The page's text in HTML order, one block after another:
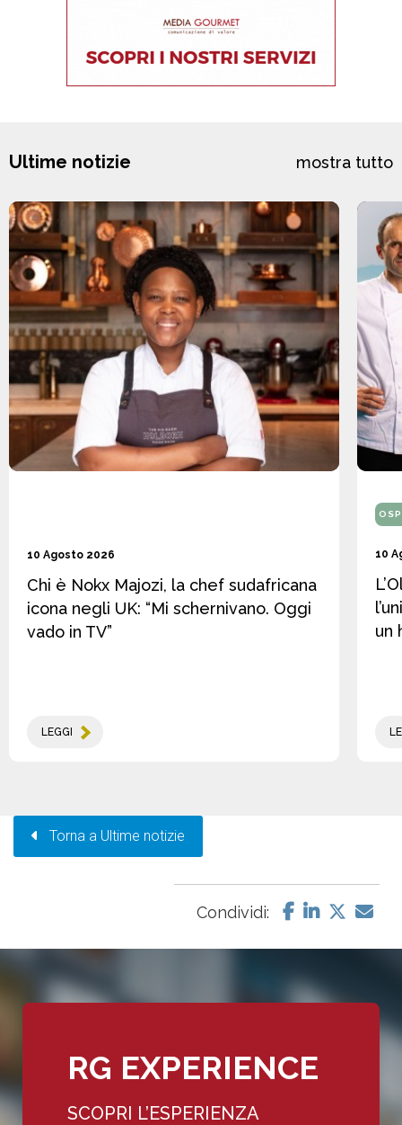
Ultime notizie mostra tutto
10 Agosto 2026
Chi è Nokx Majozi, la chef sudafricana
icona negli UK: “Mi schernivano. Oggi
vado in TV”
LEGGI
10
un
Torna a Ultime notizie
Condividi:
RG EXPERIENCE
SCOPRI L’ESPERIENZA